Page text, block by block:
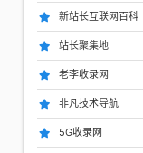
新站长互联网百科
站长聚集地
老李收录网
非凡技术导航
5G收录网